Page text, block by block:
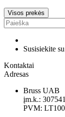
Visos prekės
Susisiekite
Kontaktai
Adresas
Bruss UAB
įm.k.:
PVM: